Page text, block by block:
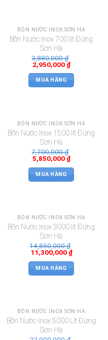
BỒN NƯỚC INOX SƠN HÀ
Bồn Nước Inox 700 lít Đứng
Sơn Hà
3,880,000₫
2,950,000₫
MUA HÀNG
BỒN NƯỚC INOX SƠN HÀ
Bồn Nước Inox 1500 lít Đứng
Sơn Hà
7,700,000₫
5,850,000 ₫
MUA HÀNG
BỒN NƯỚC INOX SƠN HÀ
Bồn Nước Inox 3000 lít Đứng
Sơn Hà
14,850,000₫
11,300,000 ₫
MUA HÀNG
BỒN NƯỚC INOX SƠN HÀ
Bồn Nước Inox 5000 Lít Đứng
Sơn Hà